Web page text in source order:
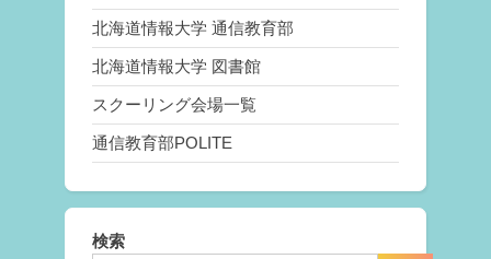
北海道情報大学 通信教育部
北海道情報大学 図書館
スクーリング会場一覧
通信教育部POLITE
検索